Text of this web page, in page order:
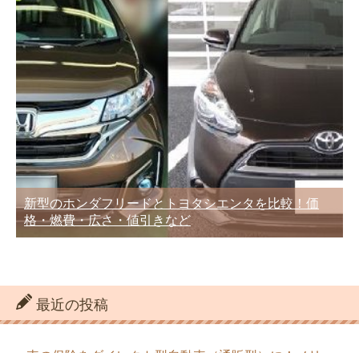
新型のホンダフリードとトヨタシエンタを比較！価
格・燃費・広さ・値引きなど
最近の投稿